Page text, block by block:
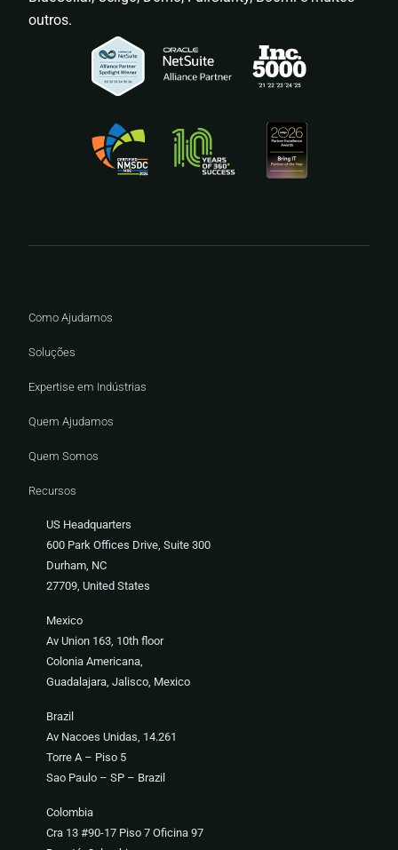
outros.
Como Ajudamos
Soluções
Expertise em Indústrias
Quem Ajudamos
Quem Somos
Recursos
US Headquarters
600 Park Offices Drive, Suite 300
Durham, NC
27709, United States
Mexico
Av Union 163, 10th floor
Colonia Americana,
Guadalajara, Jalisco, Mexico
Brazil
Av Nacoes Unidas, 14.261
Torre A – Piso 5
Sao Paulo – SP – Brazil
Colombia
Cra 13 #90-17 Piso 7 Oficina 97